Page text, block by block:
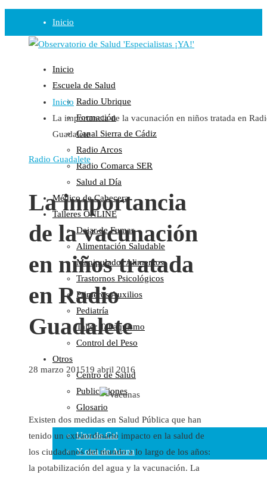
Inicio
Observatorio
Opinión
Radio
Guadalinfo Salud
Radio Guadalete
COPE Pontevedra
Salud en Radio Ubrique
Salud en Verano
Plataforma
Manifiestos
Comunicados
En nuestra Web
Colaboraciones
Cartas al Director
Medios de Comunicación
Otros
Vídeos
Cara Oscura Sanidad
Humor
Cal y Arena
Una de Cal
Y otra de Arena
Noticias Sanitarias
Inicio
Escuela de Salud
Radio Ubrique
Formación
Canal Sierra de Cádiz
Radio Arcos
Radio Comarca SER
Salud al Día
Médico de Cabecera
Talleres ONLINE
Dejar de Fumar
Alimentación Saludable
Manipulador Alimentos
Trastornos Psicológicos
Primeros Auxilios
Pediatría
Taller Tabaquismo
Control del Peso
Otros
Centro de Salud
Publicaciones
Glosario
Inicio
La importancia de la vacunación en niños tratada en
Guadalete
Radio Guadalete
La importancia
de la vacunación
en niños tratada
en Radio
Guadalete
28 marzo 201519 abril 2016
Existen dos medidas en Salud Pública que han
tenido un extraordinario impacto en la salud de
los ciudadanos del mundo a lo largo de los años:
la potabilización del agua y la vacunación. La